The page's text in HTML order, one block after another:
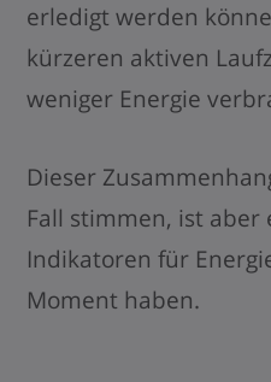
erledigt werden
kürzeren aktiven
weniger Energie
Dieser
Fall stimmen, ist aber
Indikatoren für
Moment haben.